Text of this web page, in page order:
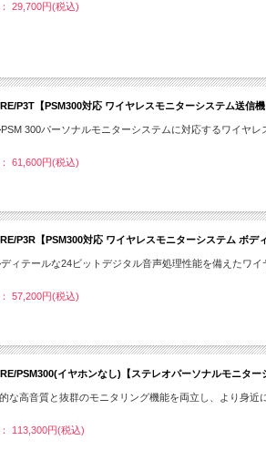
29,700円(税込)
P3T【PSM300対応 ワイヤレスモニターシステム送信機
300パーソナルモニターシステムに対応するワイヤレ
61,600円(税込)
P3R【PSM300対応 ワイヤレスモニターシステム ボデ
ィテールな24ビットデジタル音声処理性能を備えたワ
57,200円(税込)
PSM300(イヤホンなし)【ステレオパーソナルモニター
な高音質と抜群のモニタリング機能を両立し、より身
113,300円(税込)